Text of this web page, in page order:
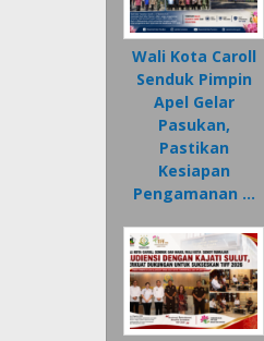
Wali Kota Caroll
Senduk Pimpin
Apel Gelar
Pasukan,
Pastikan
Kesiapan
Pengamanan …